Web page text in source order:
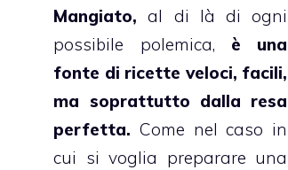
Mangiato, al di là di ogni
possibile polemica, è una
fonte di ricette veloci, facili,
ma soprattutto dalla resa
perfetta. Come nel caso in
cui si voglia preparare una